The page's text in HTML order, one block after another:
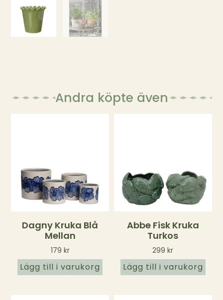
Andra köpte även
Dagny Kruka Blå
Mellan
179 kr
Lägg till i varukorg
Abbe Fisk Kruka
Turkos
299kr
Lägg till i varukorg